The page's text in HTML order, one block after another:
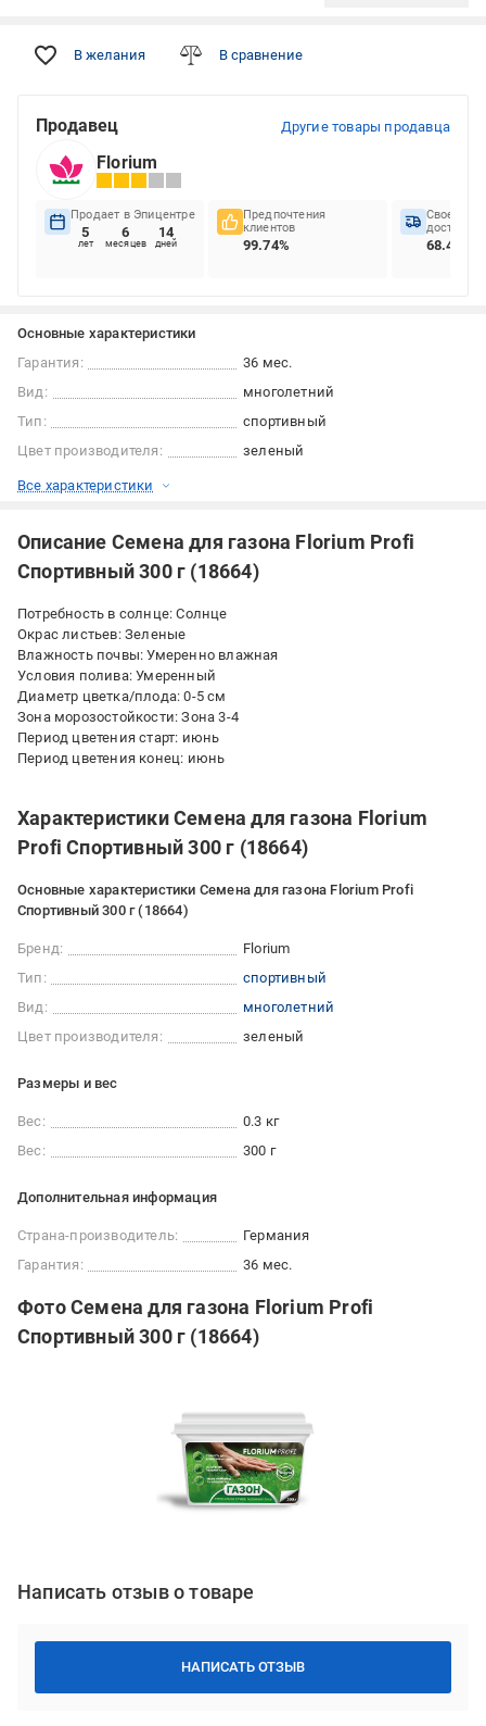
В желания В сравнение
Продавец Другие товары продавца
Florium
Продает в Эпицентре
5
лет
6
месяцев
14
дней
Предпочтения
клиентов
99.74%
доставок
68.45%
Основные характеристики
Гарантия:
36 мес.
Вид:
многолетний
Тип:
спортивный
Цвет производителя:
зеленый
Все характеристики
Описание Семена для газона Florium Profi
Спортивный 300 г (18664)
Потребность в солнце: Солнце
Окрас листьев: Зеленые
Влажность почвы: Умеренно влажная
Условия полива: Умеренный
Диаметр цветка/плода: 0-5 см
Зона морозостойкости: Зона 3-4
Период цветения старт: июнь
Период цветения конец: июнь
Характеристики Семена для газона Florium
Profi Спортивный 300 г (18664)
Основные характеристики Семена для газона Florium Profi
Спортивный 300 г (18664)
Бренд:
Florium
Тип:
спортивный
Вид:
многолетний
Цвет производителя:
зеленый
Размеры и вес
Вес:
0.3 кг
Вес:
300 г
Дополнительная информация
Страна-производитель:
Германия
Гарантия:
36 мес.
Фото Семена для газона Florium Profi
Спортивный 300 г (18664)
Написать отзыв о товаре
НАПИСАТЬ ОТЗЫВ